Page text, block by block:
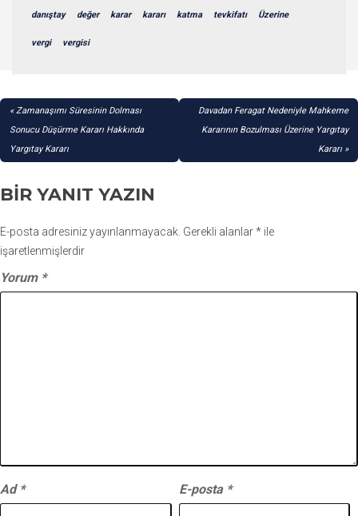
danıştay değer karar kararı katma tevkifatı Üzerine
vergi vergisi
YAZI
GEZINMESI
Zamanaşımı Süresinin Dolması
Sonucu Düşürme Kararı Hakkında
Yargıtay Kararı
Davadan Feragat Nedeniyle Mahkeme
Kararının Bozulması Üzerine Yargıtay
Kararı
BIR YANIT YAZIN
E-posta adresiniz yayınlanmayacak. Gerekli alanlar* ile
işaretlenmişlerdir
Yorum *
Ad * E-posta *